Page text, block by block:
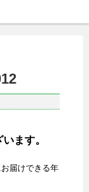
ます。
届けできる年